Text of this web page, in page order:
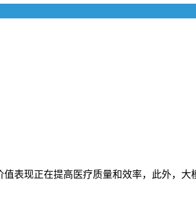
现正在提高医疗质量和效率，此外，